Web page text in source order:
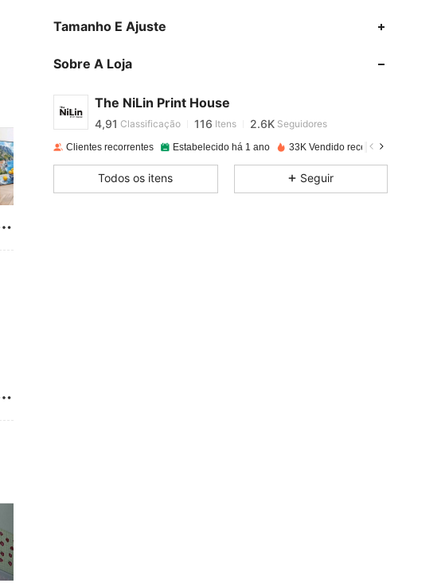
Tamanho E Ajuste
Sobre A Loja
The NiLin Print House
4,91
4,91 Classificação 116 Itens 2.6K Seguidores
4,91
Clientes recorrentes Estabelecido há 1 ano 33K Vendido recentemente
Todos os itens Seguir